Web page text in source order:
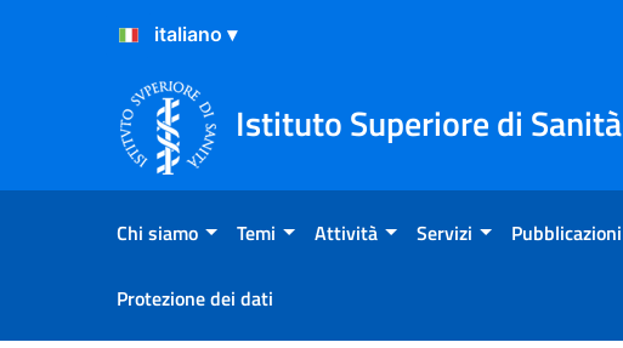
Salta al Contenuto
Salta al Footer
Istituto Superiore di Sanità
Chi siamo Temi Attività Servizi Pubblicazioni
Protezione dei dati